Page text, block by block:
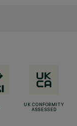
UK CONFORMITY
ASSESSED